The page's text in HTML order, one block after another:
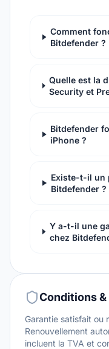
Comment
Bitdefender ?
Quelle est la
Security et
Bitdefender
iPhone ?
Existe-t-il un
Bitdefender ?
Y a-t-il une
chez
Conditions
Garantie satisfait ou
Renouvellement
incluent la TVA et